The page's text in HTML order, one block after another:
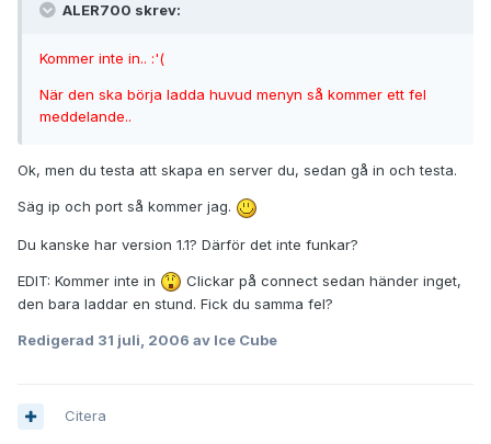
ALER700 skrev:
Kommer inte in.. :'(
När den ska börja ladda huvud menyn så kommer ett fel
meddelande..
Ok, men du testa att skapa en server du, sedan gå in och testa.
Säg ip och port så kommer jag.
Du kanske har version 1.1? Därför det inte funkar?
EDIT: Kommer inte in
Clickar på connect sedan händer inget,
den bara laddar en stund. Fick du samma fel?
Redigerad 31 juli, 2006 av Ice Cube
Citera